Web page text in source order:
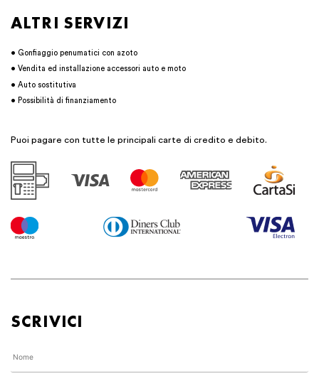
ALTRI SERVIZI
• Gonfiaggio penumatici con azoto
• Vendita ed installazione accessori auto e moto
• Auto sostitutiva
• Possibilità di finanziamento
Puoi pagare con tutte le principali carte di credito e debito.
SCRIVICI